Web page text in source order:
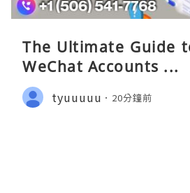
The Ultimate Guide
WeChat Accounts ...
tyuuuuu 20分鐘前